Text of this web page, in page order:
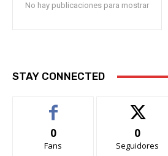
No hay publicaciones para mostrar
STAY CONNECTED
0
Fans
0
Seguidores